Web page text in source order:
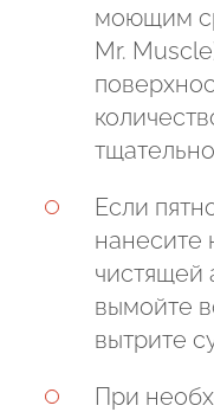
моющим
Mr.
Если
нанесите
чистящей
вымойте
вытрите
При